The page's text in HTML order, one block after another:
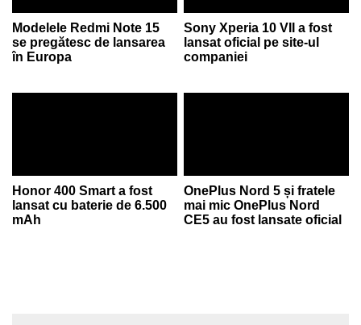
Modelele Redmi Note 15
se pregătesc de lansarea
în Europa
Sony Xperia 10 VII a fost
lansat oficial pe site-ul
companiei
Honor 400 Smart a fost
lansat cu baterie de 6.500
mAh
OnePlus Nord 5 și fratele
mai mic OnePlus Nord
CE5 au fost lansate oficial